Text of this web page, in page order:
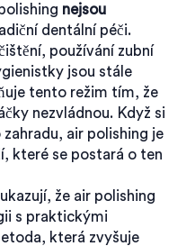
nejsou
dentální péči.
používání zubní
jsou stále
tento režim tím, že
nezvládnou. Když si
air polishing je
které se postará o ten
že air polishing
s praktickými
která zvyšuje